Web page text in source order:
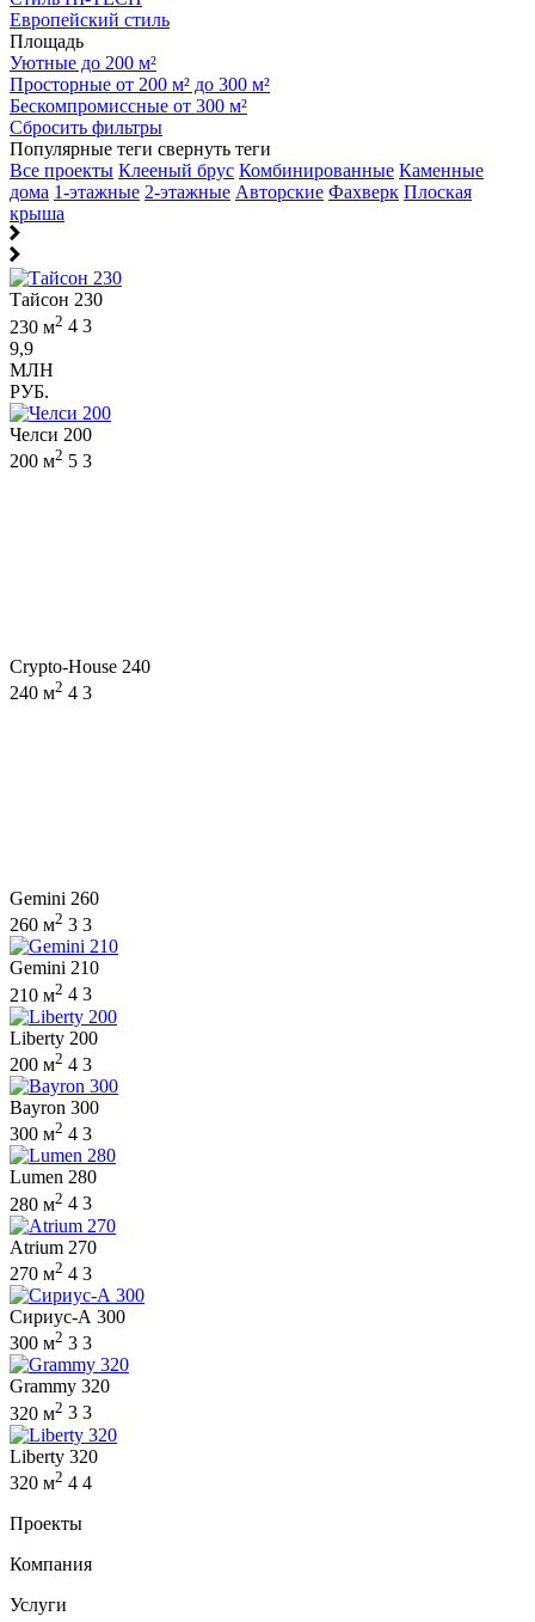
Европейский стиль
Площадь
Уютные до 200 м²
Просторные от 200 м² до 300 м²
Бескомпромиссные от 300 м²
Сбросить фильтры
Популярные теги свернуть теги
Все проекты Клееный брус Комбинированные Каменные
дома 1-этажные 2-этажные Авторские Фахверк Плоская
крыша
Тайсон 230
230 м2 4 3
9,9
МЛН
РУБ.
Челси 200
200 м2 5 3
Crypto-House 240
240 м2 4 3
Gemini 260
260 м2 3 3
Gemini 210
210 м2 4 3
Liberty 200
200 м2 4 3
Bayron 300
300 м2 4 3
Lumen 280
280 м2 4 3
Atrium 270
270 м2 4 3
Сириус-А 300
300 м2 3 3
Grammy 320
320 м2 3 3
Liberty 320
320 м2 4 4
Проекты
Компания
Услуги